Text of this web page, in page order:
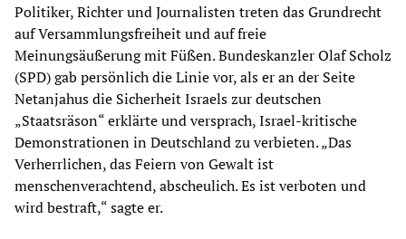
Politiker, Richter und Journalisten treten das Grundrecht
auf Versammlungsfreiheit und auf freie
Meinungsäußerung mit Füßen. Bundeskanzler Olaf Scholz
(SPD) gab persönlich die Linie vor, als er an der Seite
Netanjahus die Sicherheit Israels zur deutschen
„Staatsräson“ erklärte und versprach, Israel-kritische
Demonstrationen in Deutschland zu verbieten. „Das
Verherrlichen, das Feiern von Gewalt ist
menschenverachtend, abscheulich. Es ist verboten und
wird bestraft,“ sagte er.